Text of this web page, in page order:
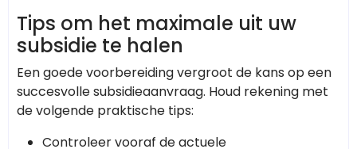
Tips om het maximale uit uw
subsidie te halen
Een goede voorbereiding vergroot de kans op een
succesvolle subsidieaanvraag. Houd rekening met
de volgende praktische tips:
Controleer vooraf de actuele